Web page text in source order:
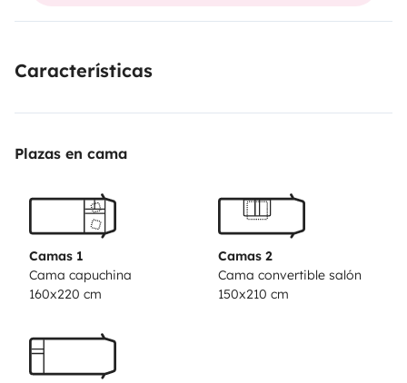
2 adultos y 2 niños. Para vivir dentro 6 adultos se hace
hacer la vida normal fuera (tenemos mesas y sillas de
Características
Plazas en cama
Camas 1
Cama capuchina
160x220 cm
Camas 2
Cama convertible salón
150x210 cm